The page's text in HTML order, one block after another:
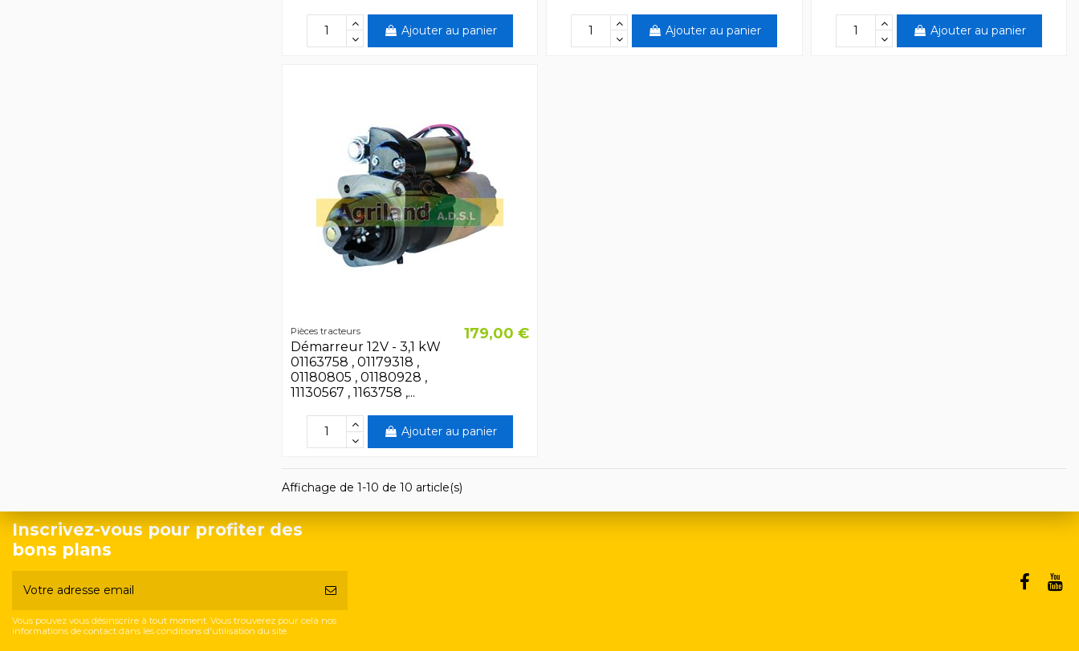
Ajouter au panier Ajouter au panier Ajouter au panier
Pièces tracteurs
Démarreur 12V - 3,1 kW
01163758 , 01179318 ,
01180805 , 01180928 ,
11130567 , 1163758 ,...
179,00 €
Ajouter au panier
Affichage de 1-10 de 10 article(s)
Inscrivez-vous pour profiter des
bons plans
Vous pouvez vous désinscrire à tout moment. Vous trouverez pour cela nos
informations de contact dans les conditions d'utilisation du site.